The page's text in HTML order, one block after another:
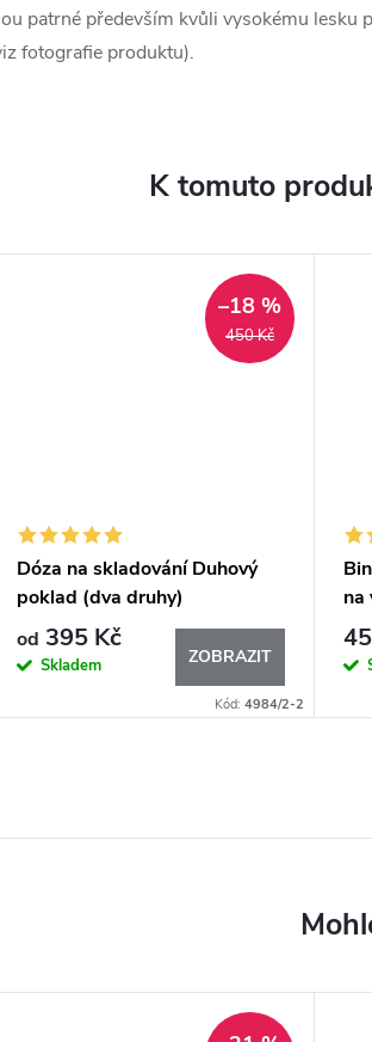
patrné především kvůli vysokému lesku
fotografie produktu).
K tomuto
450 Kč
–18 %
Dóza na skladování Duhový
poklad (dva druhy)
od 395 Kč
Skladem ZOBRAZIT
Kód: 4984/2-2
na